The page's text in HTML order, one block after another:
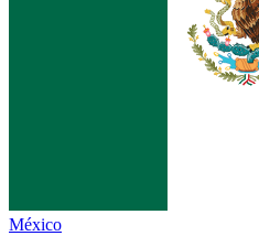
México